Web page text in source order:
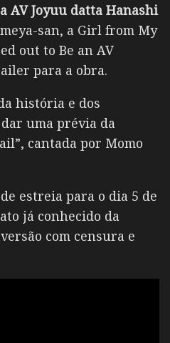
AV Joyuu datta Hanashi
san, a Girl from My
out to Be an AV
para a obra.
história e dos
uma prévia da
cantada por Momo
estreia para o dia 5 de
já conhecido da
com censura e